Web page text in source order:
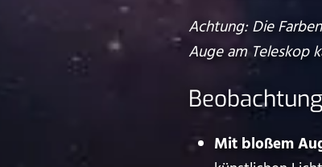
Achtung: Die
Auge am Teleskop
Mit bloßem